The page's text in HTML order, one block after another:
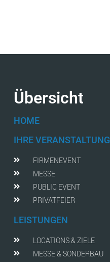
Übersicht
HOME
IHRE VERANSTALTUNG
FIRMENEVENT
MESSE
PUBLIC EVENT
PRIVATFEIER
LEISTUNGEN
LOCATIONS & ZIELE
MESSE & SONDERBAU